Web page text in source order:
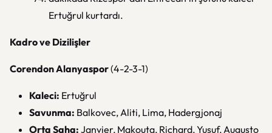
Ertuğrul kurtardı.
Kadro ve Dizilişler
Corendon Alanyaspor(4-2-3-1)
Kaleci: Ertuğrul
Savunma: Balkovec, Aliti, Lima, Hadergjonaj
Orta Saha: Janvier, Makouta, Richard, Yusuf, Augusto